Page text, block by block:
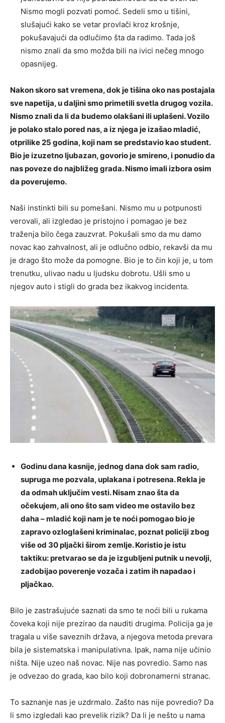
Nismo mogli pozvati pomoć. Sedeli smo u tišini,
slušajući kako se vetar provlači kroz krošnje,
pokušavajući da odlučimo šta da radimo. Tada još
nismo znali da smo možda bili na ivici nečeg mnogo
opasnijeg.
Nakon skoro sat vremena, dok je tišina oko nas postajala
sve napetija, u daljini smo primetili svetla drugog vozila.
Nismo znali da li da budemo olakšani ili uplašeni. Vozilo
je polako stalo pored nas, a iz njega je izašao mladić,
otprilike 25 godina, koji nam se predstavio kao student.
Bio je izuzetno ljubazan, govorio je smireno, i ponudio da
nas poveze do najbližeg grada. Nismo imali izbora osim
da poverujemo.
Naši instinkti bili su pomešani. Nismo mu u potpunosti
verovali, ali izgledao je pristojno i pomagao je bez
traženja bilo čega zauzvrat. Pokušali smo da mu damo
novac kao zahvalnost, ali je odlučno odbio, rekavši da mu
je drago što može da pomogne. Bio je to čin koji je, u tom
trenutku, ulivao nadu u ljudsku dobrotu. Ušli smo u
njegov auto i stigli do grada bez ikakvog incidenta.
Godinu dana kasnije, jednog dana dok sam radio,
supruga me pozvala, uplakana i potresena. Rekla je
da odmah uključim vesti. Nisam znao šta da
očekujem, ali ono što sam video me ostavilo bez
daha – mladić koji nam je te noći pomogao bio je
zapravo ozloglašeni kriminalac, poznat policiji zbog
više od 30 pljački širom zemlje. Koristio je istu
taktiku: pretvarao se da je izgubljeni putnik u nevolji,
zadobijao poverenje vozača i zatim ih napadao i
pljačkao.
Bilo je zastrašujuće saznati da smo te noći bili u rukama
čoveka koji nije prezirao da nauditi drugima. Policija ga je
tragala u više saveznih država, a njegova metoda prevara
bila je sistematska i manipulativna. Ipak, nama nije učinio
ništa. Nije uzeo naš novac. Nije nas povredio. Samo nas
je odvezao do grada, kao bilo koji dobronamerni stranac.
To saznanje nas je uzdrmalo. Zašto nas nije povredio? Da
li smo izgledali kao prevelik rizik? Da li je nešto u nama